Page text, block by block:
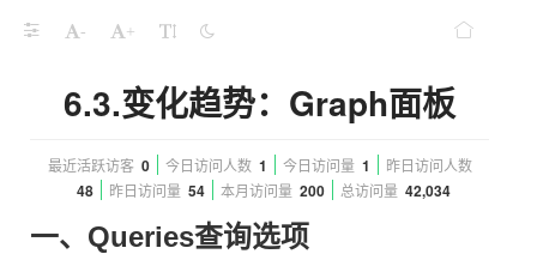
- +
6.3.变化趋势：Graph面板
最近活跃访客 0 今日访问人数 1 今日访问量 1 昨日访问人数
48 昨日访问量 54 本月访问量 200 总访问量 42,034
一、Queries查询选项